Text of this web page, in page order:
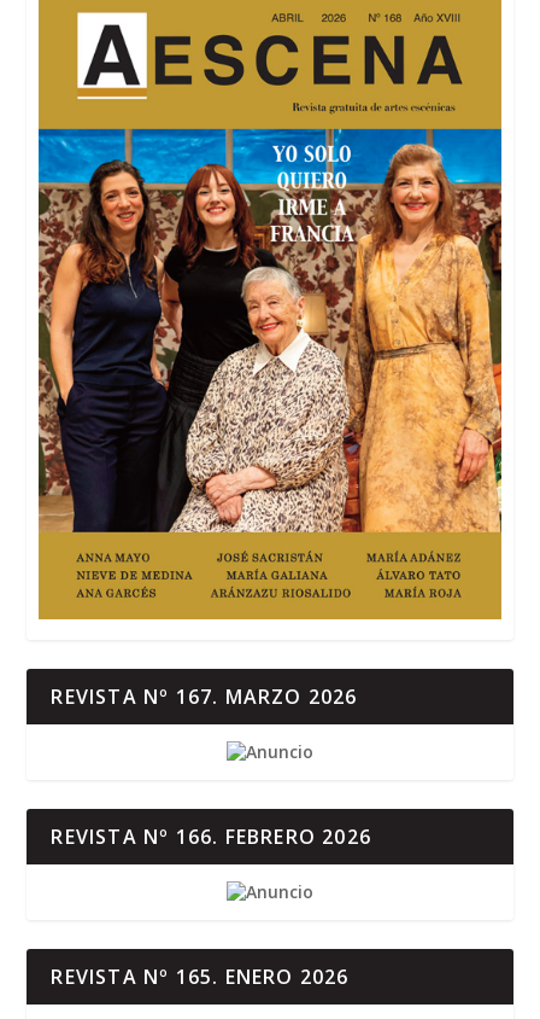
REVISTA Nº 167. MARZO 2026
REVISTA Nº 166. FEBRERO 2026
REVISTA Nº 165. ENERO 2026